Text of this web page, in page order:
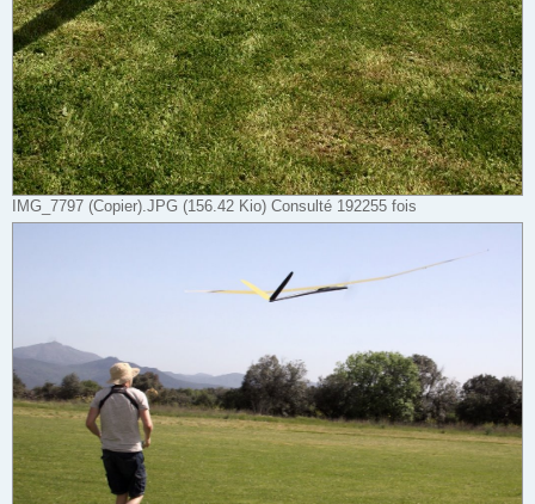
IMG_7797 (Copier).JPG (156.42 Kio) Consulté 192255 fois